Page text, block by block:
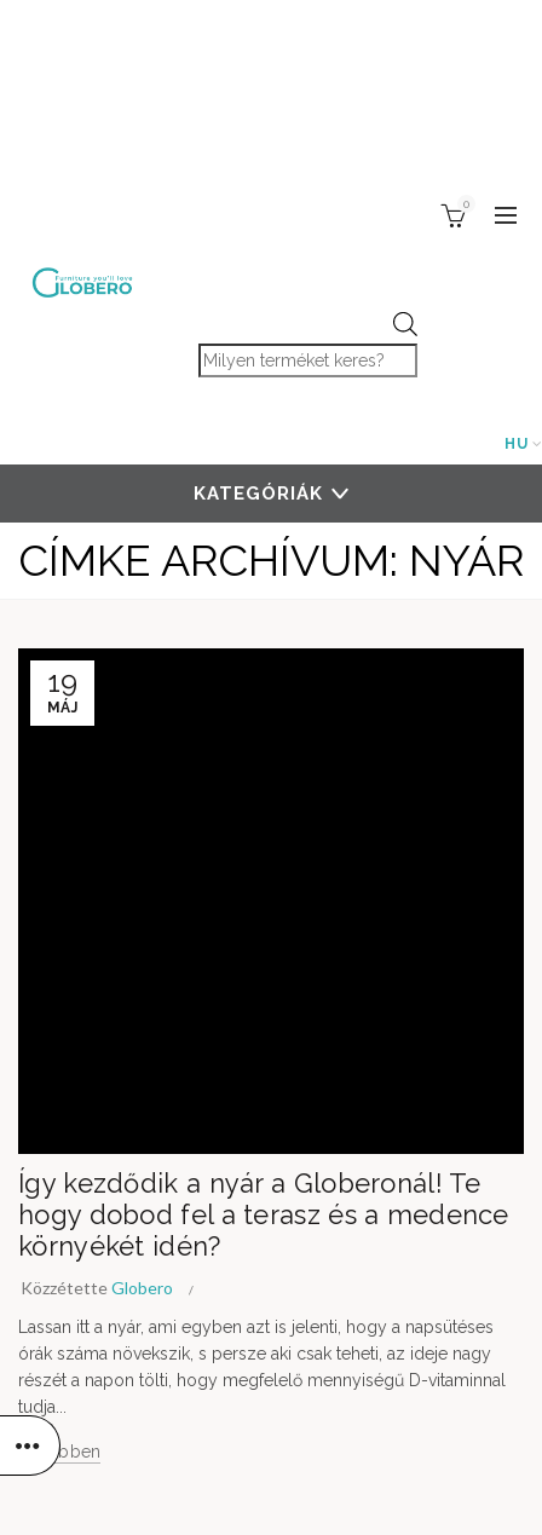
Products search
0
HU
KATEGÓRIÁK
CÍMKE ARCHÍVUM: NYÁR
19
MÁJ
Így kezdődik a nyár a Globeronál! Te
hogy dobod fel a terasz és a medence
környékét idén?
KözzétetteGlobero
Lassan itt a nyár, ami egyben azt is jelenti, hogy a napsütéses
órák száma növekszik, s persze aki csak teheti, az ideje nagy
részét a napon tölti, hogy megfelelő mennyiségű D-vitaminnal
tudja...
Bővebben